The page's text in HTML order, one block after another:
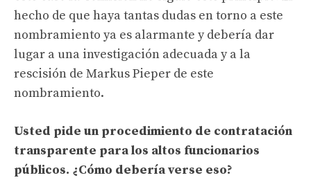
hecho de que haya tantas dudas en torno a este
nombramiento ya es alarmante y debería dar
lugar a una investigación adecuada y a la
rescisión de Markus Pieper de este
nombramiento.
Usted pide un procedimiento de contratación
transparente para los altos funcionarios
públicos. ¿Cómo debería verse eso?